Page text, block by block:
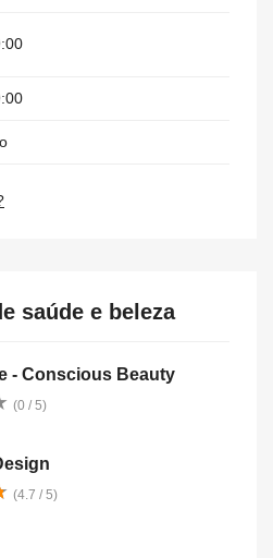
saúde e beleza
- Conscious Beauty
(0 / 5)
(4.7 / 5)